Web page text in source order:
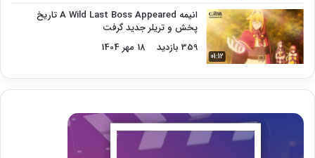
01:12
انیمه A Wild Last Boss Appeared تاریخ
پخش و تریلر جدید گرفت
359 بازدید
18 مهر 1404